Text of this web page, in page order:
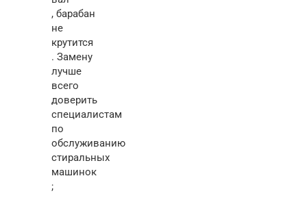
, барабан
не
крутится
. Замену
лучше
всего
доверить
специалистам
по
обслуживанию
стиральных
машинок
;